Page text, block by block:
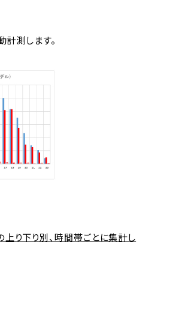
測します。
り下り別、時間帯ごとに集計し